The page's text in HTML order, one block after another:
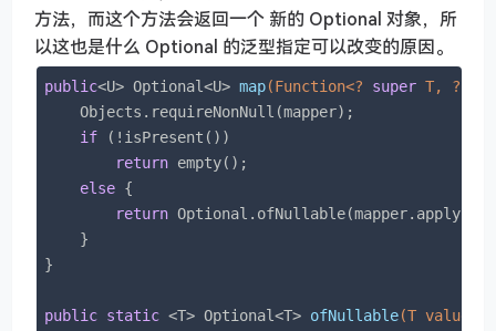
方法，而这个方法会返回一个 新的 Optional 对象，所
以这也是什么 Optional 的泛型指定可以改变的原因。
public<U> Optional<U> map(Function<? super T, ?
    Objects.requireNonNull(mapper);
if (!isPresent())
return empty();
else {
return
    }
}
public static <T> Optional<T> ofNullable(T value)